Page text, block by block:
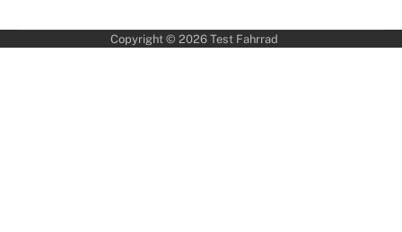
Copyright © 2026 Test Fahrrad